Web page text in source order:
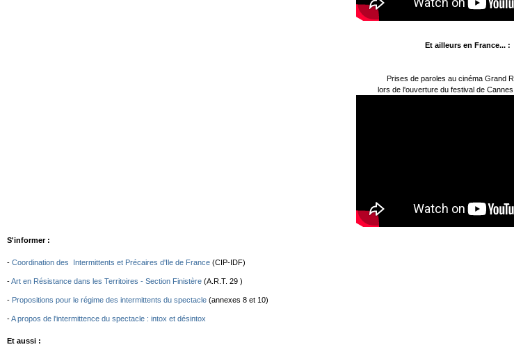
Et ailleurs en France... :
Prises de paroles au cinéma Grand
lors de l'ouverture du festival de
S'informer :
- Coordination des Intermittents et Précaires d'Ile de France (CIP-IDF)
-Art en Résistance dans les Territoires - Section Finistère (A.R.T. 29 )
- Propositions pour le régime des intermittents du spectacle (annexes 8 et 10)
-A propos de l'intermittence du spectacle : intox et désintox
Et aussi :